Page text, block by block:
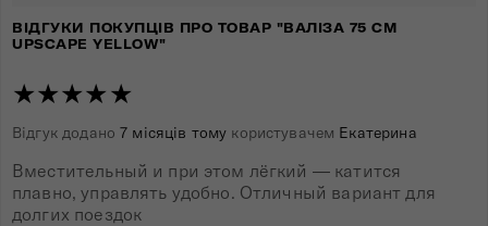
ВІДГУКИ ПОКУПЦІВ ПРО ТОВАР "ВАЛІЗА 75 СМ
UPSCAPE YELLOW"
★★★★★
Відгук додано7 місяців тому користувачем Екатерина
Вместительный и при этом лёгкий — катится
плавно, управлять удобно. Отличный вариант для
долгих поездок